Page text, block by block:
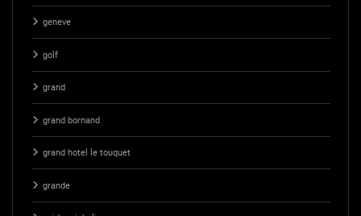
geneve
golf
grand
grand bornand
grand hotel le touquet
grande